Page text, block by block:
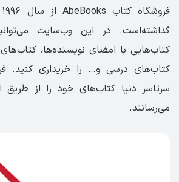
گذاشته‌است. در این وب‌سایت
کتاب‌هایی با امضای نویسنده‌ها،
کتاب‌های درسی و… را خریداری کنید.
سرتاسر دنیا کتاب‌های خود را از
می‌رسانند.